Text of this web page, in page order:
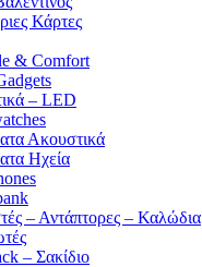
Κάρτες
& Comfort
– LED
Ακουστικά
Ηχεία
– Αντάπτορες – Καλώδια
– Σακίδιο